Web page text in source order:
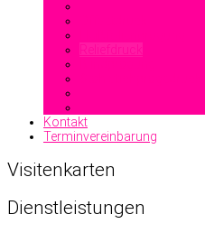
Reliefdruck
Kontakt
Terminvereinbarung
Visitenkarten
Dienstleistungen